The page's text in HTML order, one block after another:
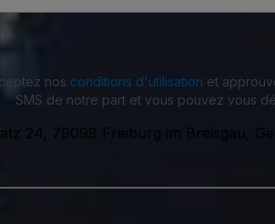
nos conditions d'utilisation et
SMS de notre part et vous pouvez vous
24, 79098 Freiburg im Breisgau,